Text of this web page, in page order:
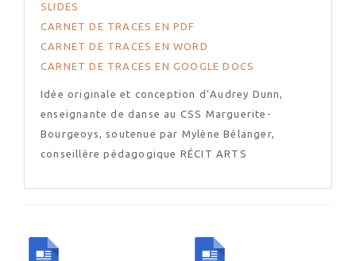
SLIDES
CARNET DE TRACES EN PDF
CARNET DE TRACES EN WORD
CARNET DE TRACES EN GOOGLE DOCS
Idée originale et conception d’Audrey Dunn,
enseignante de danse au CSS Marguerite-
Bourgeoys, soutenue par Mylène Bélanger,
conseillère pédagogique RÉCIT ARTS